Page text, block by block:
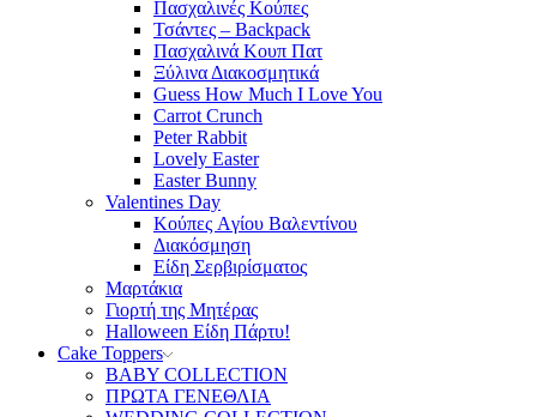
Πασχαλινές Κούπες
Τσάντες – Backpack
Πασχαλινά Κουπ Πατ
Ξύλινα Διακοσμητικά
Guess How Much I Love You
Carrot Crunch
Peter Rabbit
Lovely Easter
Easter Bunny
Valentines Day
Κούπες Aγίου Βαλεντίνου
Διακόσμηση
Είδη Σερβιρίσματος
Μαρτάκια
Γιορτή της Μητέρας
Halloween Είδη Πάρτυ!
Cake Toppers
BABY COLLECTION
ΠΡΩΤΑ ΓΕΝΕΘΛΙΑ